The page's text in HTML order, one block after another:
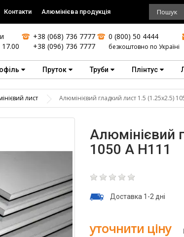
Контакти Алюмінієва продукція
+38 (068) 736 7777
+38 (096) 736 7777
0 (800) 50 4444
безкоштовно по Україні
Пруток Труби Плінтус
лист Алюмінієвий гладкий лист 1.5 (1.25х2.5)
Алюмінієвий
1050 А Н111
Доставка 1-2 дні
уточнити ціну